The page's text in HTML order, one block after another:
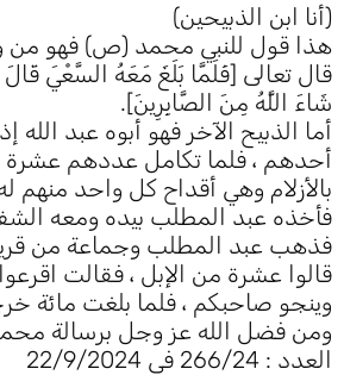
(أنا ابن الذبيحين)
هذا قول للنبي محمد (ص) فهو من
قال تعالى [فَلَمَّا بَلَغَ مَعَهُ السَّعْيَ
شَاءَ اللَّهُ مِنَ الصَّابِرِينَ].
أما الذبيح الآخر فهو أبوه عبد
أحدهم ، فلما تكامل عددهم عشرة
بالأزلام وهي أقداح كل واحد
فأخذه عبد المطلب بيده ومعه
فذهب عبد المطلب وجماعة من قريش
قالوا عشرة من الإبل ، فقالت
وينجو صاحبكم ، فلما بلغت مائة
ومن فضل الله عز وجل برسالة
العدد : 266/24 في 22/9/2024